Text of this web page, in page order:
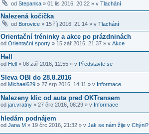
od Stepanka » 01 lis 2016, 20:22 » v Tlachání
Nalezená kočička
od Borovice » 15 říj 2016, 21:14 » v Tlachání
Orientační tréninky a akce po prázdninách
od Orientační sporty » 15 zář 2016, 21:37 » v Akce
Hell
od Hell » 08 zář 2016, 12:55 » v Představte se
Sleva OBI do 28.8.2016
od Michael629 » 27 srp 2016, 14:11 » v Informace
Nalezeny klic od auta pred OKTransem
od jan.vratny » 27 črc 2016, 08:29 » v Informace
hledám podnájem
od Jana M » 19 črc 2016, 21:32 » v Jak se nám žije v Chýni?